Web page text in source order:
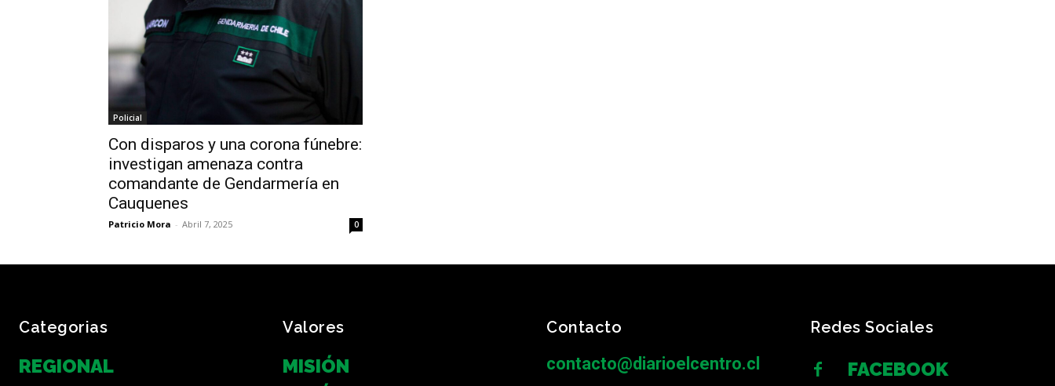
Policial
Con disparos y una corona fúnebre:
investigan amenaza contra
comandante de Gendarmería en
Cauquenes
Patricio Mora - Abril 7, 2025 0
Categorias
REGIONAL
Valores
MISIÓN
Contacto
contacto@diarioelcentro.cl
Redes Sociales
FACEBOOK